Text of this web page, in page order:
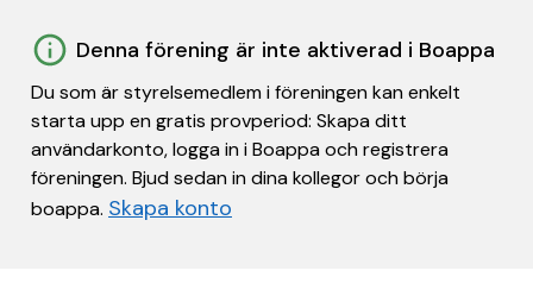
Denna förening är inte aktiverad i Boappa
Du som är styrelsemedlem i föreningen kan enkelt
starta upp en gratis provperiod: Skapa ditt
användarkonto, logga in i Boappa och registrera
föreningen. Bjud sedan in dina kollegor och börja
boappa. Skapa konto